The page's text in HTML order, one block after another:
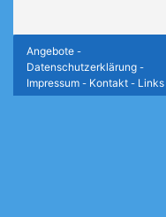
Angebote -
Datenschutzerklärung -
Impressum - Kontakt - Links